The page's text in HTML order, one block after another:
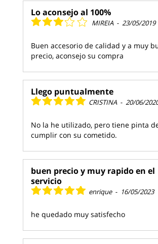
Lo aconsejo al 100%
MIREIA - 23/05/2019
Buen accesorio de calidad y a muy
precio, aconsejo su compra
Llego puntualmente
CRISTINA - 20/06/
No la he utilizado, pero tiene pinta
cumplir con su cometido.
buen precio y muy rapido en el
servicio
enrique - 16/05/2023
he quedado muy satisfecho